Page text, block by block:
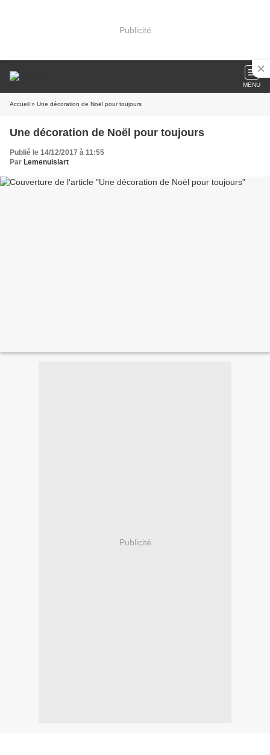
Publicité
MENU
Accueil » Une décoration de Noël pour toujours
Une décoration de Noël pour toujours
Publié le 14/12/2017 à 11:55
Par Lemenuisiart
Publicité